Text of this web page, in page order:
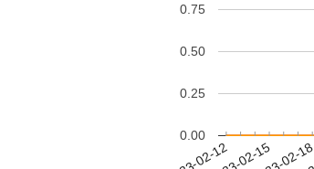
0.00
0.25
0.50
0.75